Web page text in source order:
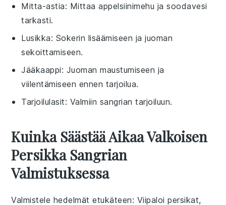
Mitta-astia: Mittaa appelsiinimehu ja soodavesi
tarkasti.
Lusikka: Sokerin lisäämiseen ja juoman
sekoittamiseen.
Jääkaappi: Juoman maustumiseen ja
viilentämiseen ennen tarjoilua.
Tarjoilulasit: Valmiin sangrian tarjoiluun.
Kuinka Säästää Aikaa Valkoisen
Persikka Sangrian
Valmistuksessa
Valmistele hedelmät etukäteen: Viipaloipersikat,